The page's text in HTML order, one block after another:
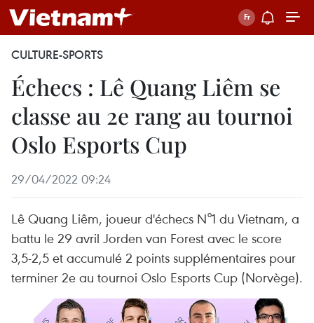
CULTURE-SPORTS
Échecs : Lê Quang Liêm se
classe au 2e rang au tournoi
Oslo Esports Cup
29/04/2022 09:24
Lê Quang Liêm, joueur d'échecs N°1 du Vietnam, a
battu le 29 avril Jorden van Forest avec le score
3,5-2,5 et accumulé 2 points supplémentaires pour
terminer 2e au tournoi Oslo Esports Cup (Norvège).